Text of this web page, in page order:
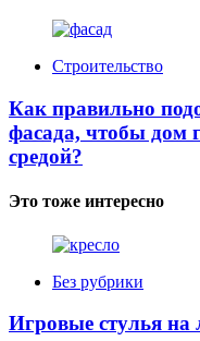
Строительство
Как правильно
фасада, чтобы дом
средой?
Это тоже интересно
Без рубрики
Игровые стулья